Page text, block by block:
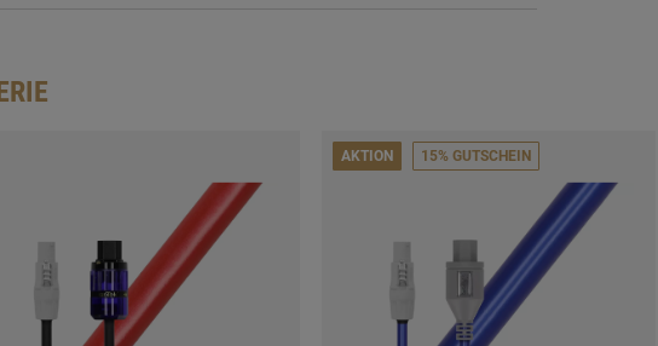
AKTION 15% GUTSCHEIN